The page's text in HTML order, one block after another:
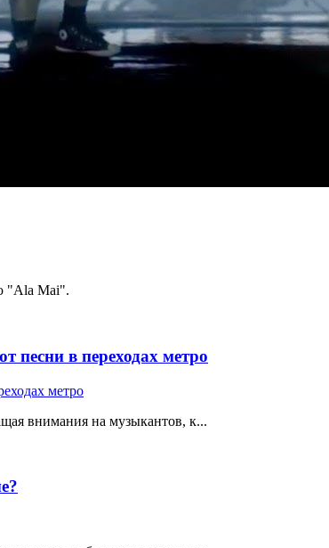
"Ala Mai".
песни в переходах метро
внимания на музыкантов, к...